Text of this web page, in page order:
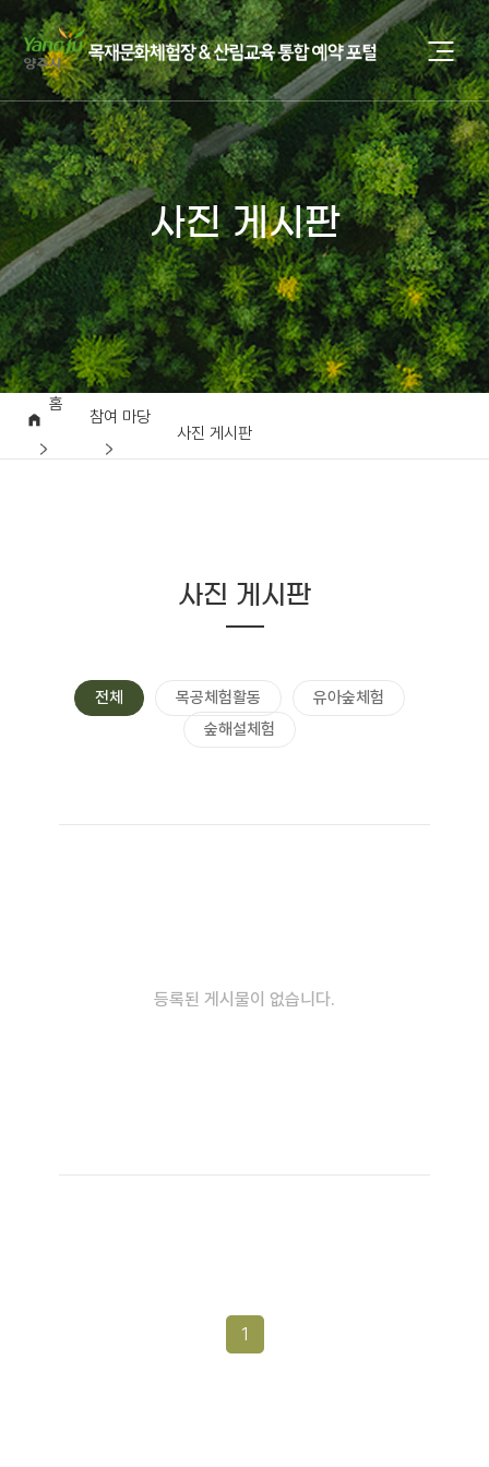
사진 게시판
홈
참여 마당
사진 게시판
사진 게시판
전체 목공체험활동
유아숲체험
숲해설체험
등록된 게시물이 없습니다.
1